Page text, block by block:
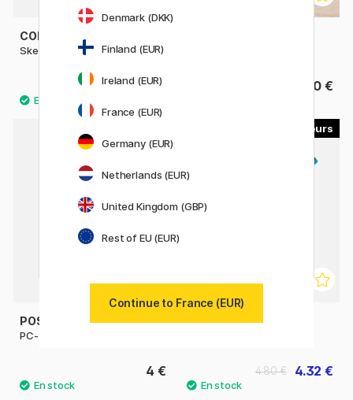
COPIC
Sketch à l'unité
9.80 € 6.50 €
POSCA
PC-1MC Extra-fine
4 €
POSCA
4.32 €
4.80 €
Denmark (DKK)
Finland (EUR)
Ireland (EUR)
France (EUR)
Germany (EUR)
Netherlands (EUR)
United Kingdom (GBP)
Rest of EU (EUR)
Continue to France (EUR)